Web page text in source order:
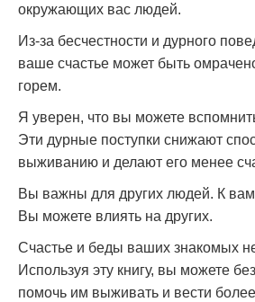
окружающих вас людей.
Из-за бесчестности и дурного
ваше счастье может быть
горем.
Я уверен, что вы можете
Эти дурные поступки снижают
выживанию и делают его менее
Вы важны для других людей. К
Вы можете влиять на других.
Счастье и беды ваших знакомых
Используя эту книгу, вы можете
помочь им выживать и вести